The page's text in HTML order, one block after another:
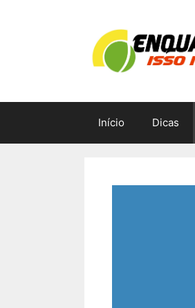
Início Dicas